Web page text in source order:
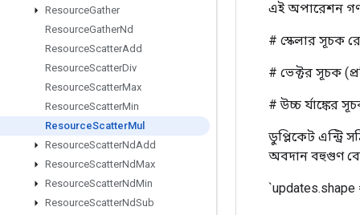
ResourceGather
ResourceGatherNd
ResourceScatterAdd
ResourceScatterDiv
ResourceScatterMax
ResourceScatterMin
ResourceScatterMul
ResourceScatterNdAdd
ResourceScatterNdMax
ResourceScatterNdMin
ResourceScatterNdSub
এই অপারেশন
# স্কেলার সূচক
# ভেক্টর সূচক
# উচ্চ র্যাঙ্কের
ডুপ্লিকেট এন্ট্রি
অবদান বহুগুণ
`updates.shape